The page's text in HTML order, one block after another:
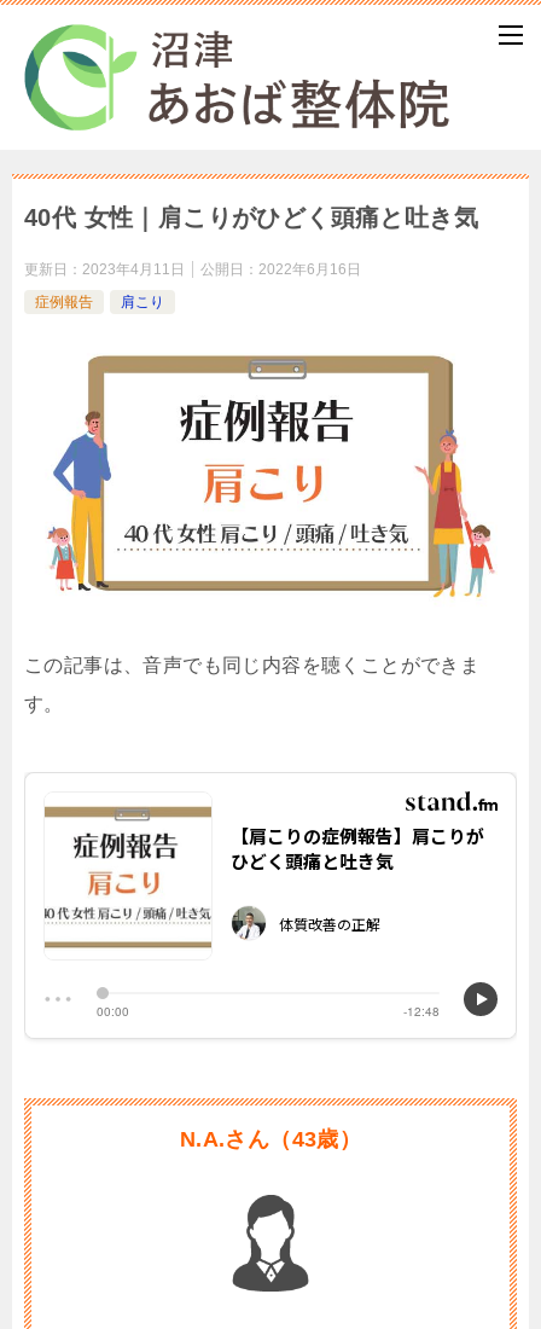
40代 女性｜肩こりがひどく頭痛と吐き気
更新日： 2023年4月11日 公開日： 2022年6月16日
症例報告
肩こり
この記事は、音声でも同じ内容を聴くことができま
す。
N.A.さん（43歳）